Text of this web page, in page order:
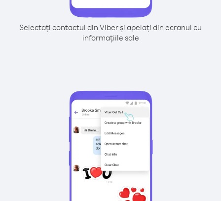
Selectați contactul din Viber și apelați din ecranul cu
informațiile sale